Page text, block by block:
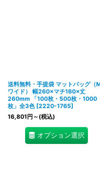
送料無料・手提袋 マットバッグ（
ワイド） 幅260×マチ160×丈
260mm 「100枚・500枚・1000
枚」全3色 [2220-1765]
16,801円 ～ (税込)
オプション選択